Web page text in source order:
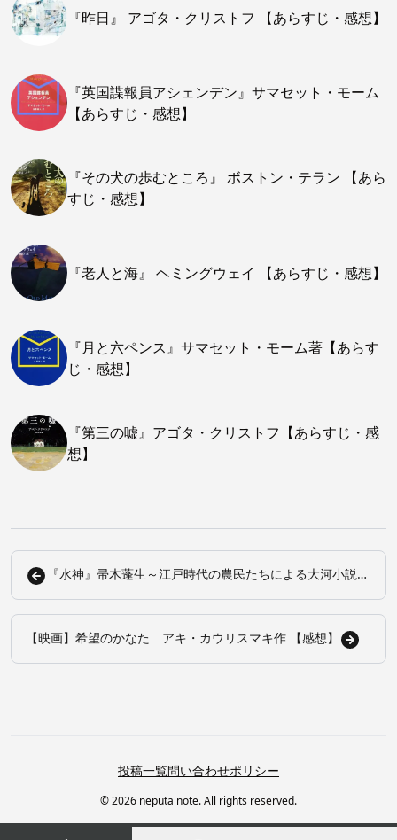
『昨日』 アゴタ・クリストフ 【あらすじ・感想】
『英国諜報員アシェンデン』サマセット・モーム
【あらすじ・感想】
『その犬の歩むところ』 ボストン・テラン 【あら
すじ・感想】
『老人と海』 ヘミングウェイ 【あらすじ・感想】
『月と六ペンス』サマセット・モーム著【あらす
じ・感想】
『第三の嘘』アゴタ・クリストフ【あらすじ・感
想】
『水神』帚木蓬生～江戸時代の農民たちによる大河小説～
【映画】希望のかなた アキ・カウリスマキ作 【感想】
投稿一覧問い合わせポリシー
© 2026 neputa note. All rights reserved.